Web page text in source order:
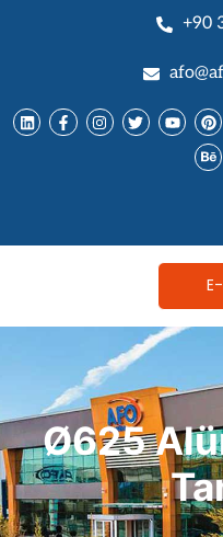
+90
Ø625